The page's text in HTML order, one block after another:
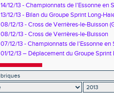
14/12/13 - Championnats de l'Essonne en
13/12/13 - Bilan du Groupe Sprint Long-
CDFAS
08/12/13 - Cross de Verrières-le-Buisson
08/12/13 - Cross de Verrières-le-Buisson
07/12/13 - Championnats de l'Essonne en
01/12/13 – Déplacement du Groupe